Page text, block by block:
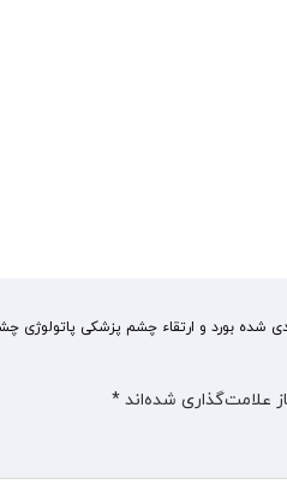
بورد و ارتقاء چشم پزشکی پاتولوژی
علامت‌گذاری شده‌اند *